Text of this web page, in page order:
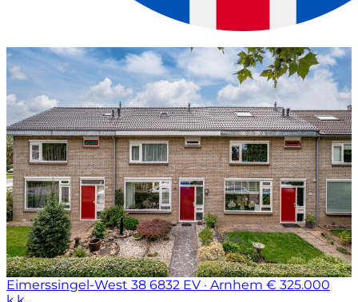
Eimerssingel-West 38 6832 EV · Arnhem € 325.000